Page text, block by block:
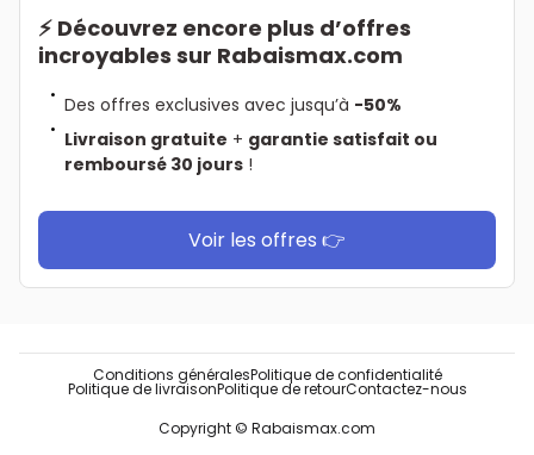
⚡ Découvrez encore plus d’offres
incroyables sur Rabaismax.com
Des offres exclusives avec jusqu’à -50%
Livraison gratuite + garantie satisfait ou
remboursé 30 jours!
Voir les offres 👉
Conditions généralesPolitique de confidentialité
Politique de livraisonPolitique de retourContactez-nous
Copyright © Rabaismax.com